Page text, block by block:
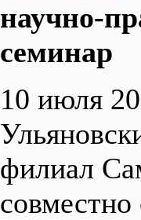
научно-
семинар
10 июля
филиал